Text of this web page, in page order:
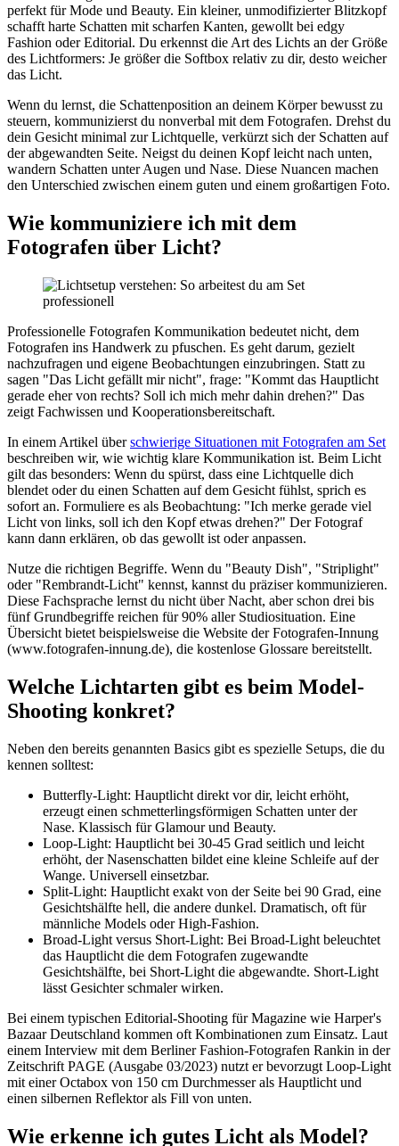
perfekt für Mode und Beauty. Ein kleiner, unmodifizierter Blitzkopf
schafft harte Schatten mit scharfen Kanten, gewollt bei edgy
Fashion oder Editorial. Du erkennst die Art des Lichts an der Größe
des Lichtformers: Je größer die Softbox relativ zu dir, desto weicher
das Licht.
Wenn du lernst, die Schattenposition an deinem Körper bewusst zu
steuern, kommunizierst du nonverbal mit dem Fotografen. Drehst du
dein Gesicht minimal zur Lichtquelle, verkürzt sich der Schatten auf
der abgewandten Seite. Neigst du deinen Kopf leicht nach unten,
wandern Schatten unter Augen und Nase. Diese Nuancen machen
den Unterschied zwischen einem guten und einem großartigen Foto.
Wie kommuniziere ich mit dem
Fotografen über Licht?
Professionelle Fotografen Kommunikation bedeutet nicht, dem
Fotografen ins Handwerk zu pfuschen. Es geht darum, gezielt
nachzufragen und eigene Beobachtungen einzubringen. Statt zu
sagen "Das Licht gefällt mir nicht", frage: "Kommt das Hauptlicht
gerade eher von rechts? Soll ich mich mehr dahin drehen?" Das
zeigt Fachwissen und Kooperationsbereitschaft.
In einem Artikel überschwierige Situationen mit Fotografen am Set
beschreiben wir, wie wichtig klare Kommunikation ist. Beim Licht
gilt das besonders: Wenn du spürst, dass eine Lichtquelle dich
blendet oder du einen Schatten auf dem Gesicht fühlst, sprich es
sofort an. Formuliere es als Beobachtung: "Ich merke gerade viel
Licht von links, soll ich den Kopf etwas drehen?" Der Fotograf
kann dann erklären, ob das gewollt ist oder anpassen.
Nutze die richtigen Begriffe. Wenn du "Beauty Dish", "Striplight"
oder "Rembrandt-Licht" kennst, kannst du präziser kommunizieren.
Diese Fachsprache lernst du nicht über Nacht, aber schon drei bis
fünf Grundbegriffe reichen für 90% aller Studiosituation. Eine
Übersicht bietet beispielsweise die Website der Fotografen-Innung
(www.fotografen-innung.de), die kostenlose Glossare bereitstellt.
Welche Lichtarten gibt es beim Model-
Shooting konkret?
Neben den bereits genannten Basics gibt es spezielle Setups, die du
kennen solltest:
Butterfly-Light: Hauptlicht direkt vor dir, leicht erhöht,
erzeugt einen schmetterlingsförmigen Schatten unter der
Nase. Klassisch für Glamour und Beauty.
Loop-Light: Hauptlicht bei 30-45 Grad seitlich und leicht
erhöht, der Nasenschatten bildet eine kleine Schleife auf der
Wange. Universell einsetzbar.
Split-Light: Hauptlicht exakt von der Seite bei 90 Grad, eine
Gesichtshälfte hell, die andere dunkel. Dramatisch, oft für
männliche Models oder High-Fashion.
Broad-Light versus Short-Light: Bei Broad-Light beleuchtet
das Hauptlicht die dem Fotografen zugewandte
Gesichtshälfte, bei Short-Light die abgewandte. Short-Light
lässt Gesichter schmaler wirken.
Bei einem typischen Editorial-Shooting für Magazine wie Harper's
Bazaar Deutschland kommen oft Kombinationen zum Einsatz. Laut
einem Interview mit dem Berliner Fashion-Fotografen Rankin in der
Zeitschrift PAGE (Ausgabe 03/2023) nutzt er bevorzugt Loop-Light
mit einer Octabox von 150 cm Durchmesser als Hauptlicht und
einen silbernen Reflektor als Fill von unten.
Wie erkenne ich gutes Licht als Model?